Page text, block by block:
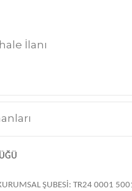
İlanı
ŞUBESİ: TR24 0001